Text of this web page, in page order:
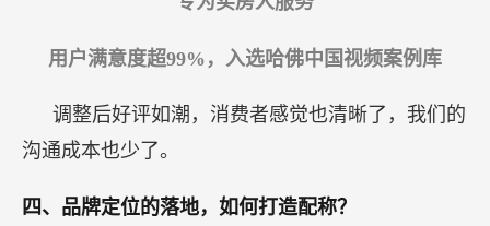
用户满意度超99%，入选哈佛中国视频案例库
调整后好评如潮，消费者感觉也清晰了，我们的
沟通成本也少了。
四、品牌定位的落地，如何打造配称？